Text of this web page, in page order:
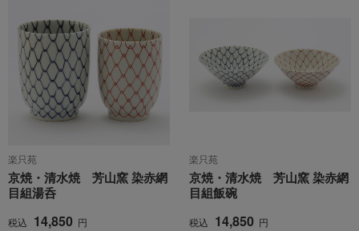
楽只苑
京焼・清水焼 芳山窯 染赤網
目組湯呑
税込 14,850 円
楽只苑
京焼・清水焼 芳山窯 染赤網
目組飯碗
税込 14,850 円